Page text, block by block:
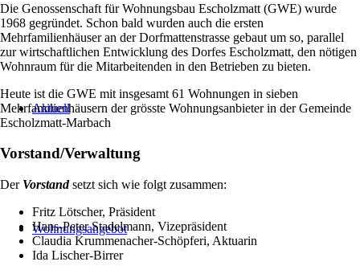
Aktuell
Wohnungsangebot
Die Genossenschaft für Wohnungsbau Escholzmatt (GWE) wurde
1968 gegründet. Schon bald wurden auch die ersten
Mehrfamilienhäuser an der Dorfmattenstrasse gebaut um so, parallel
zur wirtschaftlichen Entwicklung des Dorfes Escholzmatt, den nötigen
Wohnraum für die Mitarbeitenden in den Betrieben zu bieten.
Heute ist die GWE mit insgesamt 61 Wohnungen in sieben
Mehrfamilienhäusern der grösste Wohnungsanbieter in der Gemeinde
Escholzmatt-Marbach
Vorstand/Verwaltung
Der Vorstandsetzt sich wie folgt zusammen:
Fritz Lötscher, Präsident
Hans-Peter Stadelmann, Vizepräsident
Claudia Krummenacher-Schöpferi, Aktuarin
Ida Lischer-Birrer